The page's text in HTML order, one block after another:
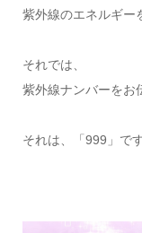
紫外線のエネルギー
それでは、
紫外線ナンバーをお
それは、「999」です